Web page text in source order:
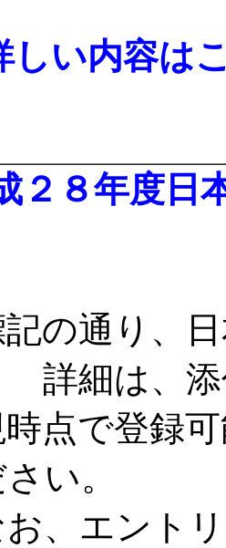
しい内容は
２８年度日
の通り、日
詳細は、添
点で登録可
い。
、エントリ